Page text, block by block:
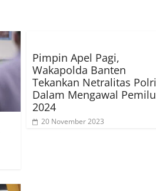
Pimpin Apel Pagi,
Wakapolda Banten
Tekankan Netralitas Polri
Dalam Mengawal Pemilu
2024
20 November 2023